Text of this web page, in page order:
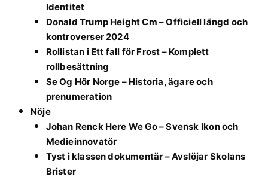
Identitet
Donald Trump Height Cm – Officiell längd och
kontroverser 2024
Rollistan i Ett fall för Frost – Komplett
rollbesättning
Se Og Hör Norge – Historia, ägare och
prenumeration
Nöje
Johan Renck Here We Go – Svensk Ikon och
Medieinnovatör
Tyst i klassen dokumentär – Avslöjar Skolans
Brister